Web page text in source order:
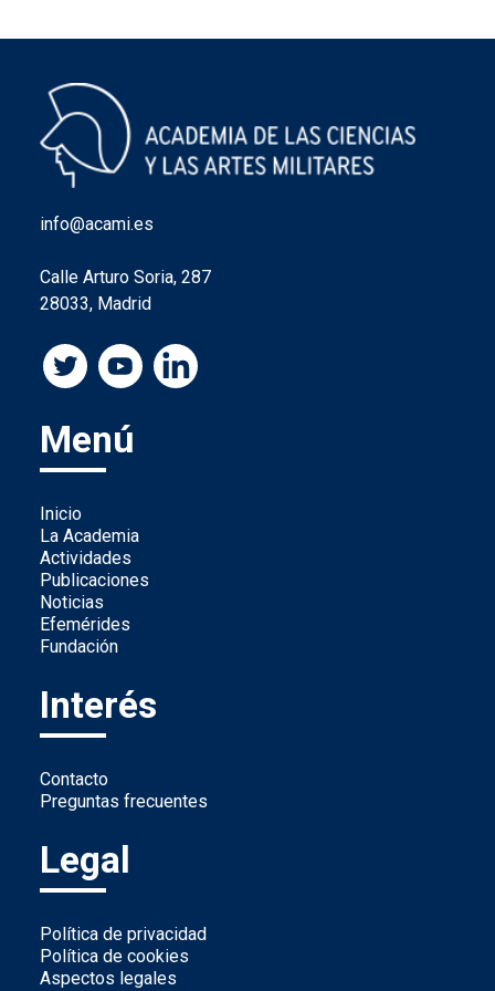
info@acami.es
Calle Arturo Soria, 287
28033, Madrid
Menú
Inicio
La Academia
Actividades
Publicaciones
Noticias
Efemérides
Fundación
Interés
Contacto
Preguntas frecuentes
Legal
Política de privacidad
Política de cookies
Aspectos legales